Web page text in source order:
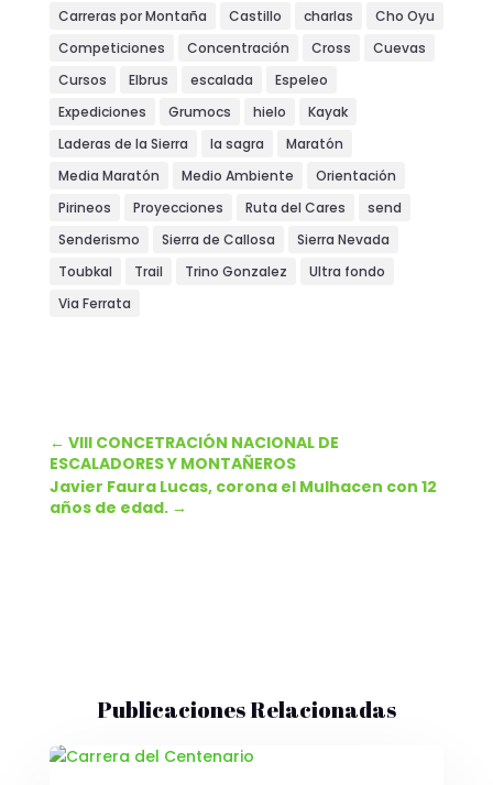
Carreras por Montaña Castillo charlas
Cho Oyu
Competiciones
Concentración Cross
Cuevas
Cursos
Elbrus escalada
Espeleo
Expediciones
Grumocs hielo
Kayak
Laderas de la Sierra
la sagra
Maratón
Media Maratón
Medio Ambiente
Orientación
Pirineos
Proyecciones Ruta del Cares
send
Senderismo
Sierra de Callosa
Sierra Nevada
Toubkal
Trail Trino Gonzalez
Ultra fondo
Via Ferrata
← VIII CONCETRACIÓN NACIONAL DE
ESCALADORES Y MONTAÑEROS
Javier Faura Lucas, corona el Mulhacen con 12
años de edad.→
Publicaciones Relacionadas